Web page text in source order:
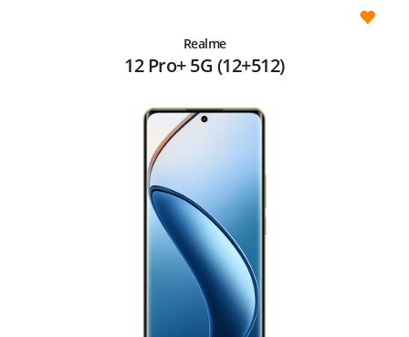
Realme
12 Pro+ 5G (12+512)